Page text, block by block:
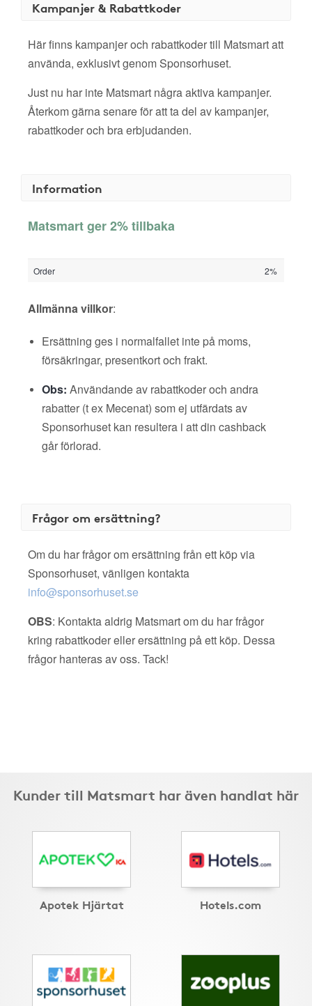
Kampanjer & Rabattkoder
Här finns kampanjer och rabattkoder till Matsmart att
använda, exklusivt genom Sponsorhuset.
Just nu har inte Matsmart några aktiva kampanjer.
Återkom gärna senare för att ta del av kampanjer,
rabattkoder och bra erbjudanden.
Information
Matsmart ger 2% tillbaka
Order 2%
Allmänna villkor:
Ersättning ges i normalfallet inte på moms,
försäkringar, presentkort och frakt.
Obs: Användande av rabattkoder och andra
rabatter (t ex Mecenat) som ej utfärdats av
Sponsorhuset kan resultera i att din cashback
går förlorad.
Frågor om ersättning?
Om du har frågor om ersättning från ett köp via
Sponsorhuset, vänligen kontakta
info@sponsorhuset.se
OBS: Kontakta aldrig Matsmart om du har frågor
kring rabattkoder eller ersättning på ett köp. Dessa
frågor hanteras av oss. Tack!
Kunder till Matsmart har även handlat här
Apotek Hjärtat Hotels.com